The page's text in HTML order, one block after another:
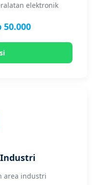
elektronik
area industri